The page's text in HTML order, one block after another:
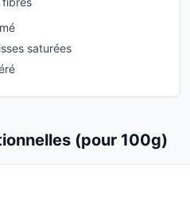
saturées
(pour 100g)